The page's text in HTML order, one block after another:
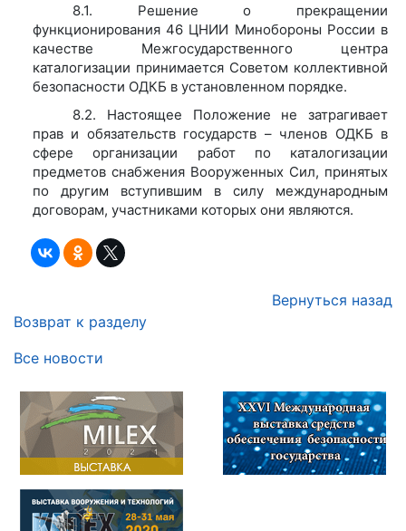
8.1. Решение о прекращении
функционирования 46 ЦНИИ Минобороны России в
качестве Межгосударственного центра
каталогизации принимается Советом коллективной
безопасности ОДКБ в установленном порядке.
8.2. Настоящее Положение не затрагивает
прав и обязательств государств – членов ОДКБ в
сфере организации работ по каталогизации
предметов снабжения Вооруженных Сил, принятых
по другим вступившим в силу международным
договорам, участниками которых они являются.
Вернуться назад
Возврат к разделу
Все новости